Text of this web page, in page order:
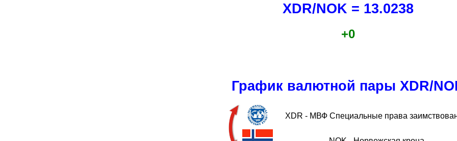
XDR/NOK = 13.0238
+0
График валютной пары XDR/
XDR - МВФ Специальные права